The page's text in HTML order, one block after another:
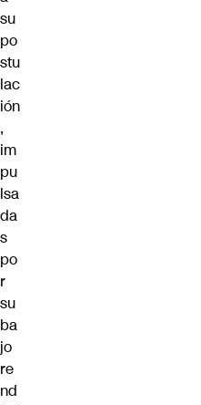
su
po
stu
lac
ión
,
im
pu
lsa
da
s
po
r
su
ba
jo
re
nd